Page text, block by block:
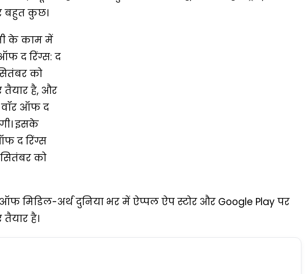
बहुत कुछ।
के काम में
द रिंग्स: द
को
तैयार है, और
ऑफ द
इसके
द रिंग्स
को
ऑफ मिडिल-अर्थ दुनिया भर में ऐप्पल ऐप स्टोर और Google Play पर
है।